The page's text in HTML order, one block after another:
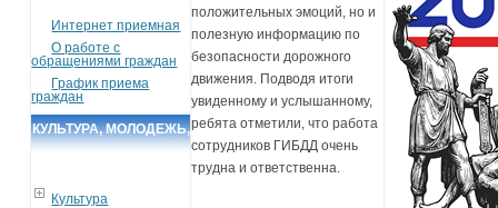
Интернет приемная
О работе с
обращениями граждан
График приема
граждан
КУЛЬТУРА, МОЛОДЕЖЬ,
Культура
положительных эмоций, но и
полезную информацию по
безопасности дорожного
движения. Подводя итоги
увиденному и услышанному,
ребята отметили, что работа
сотрудников ГИБДД очень
трудна и ответственна.